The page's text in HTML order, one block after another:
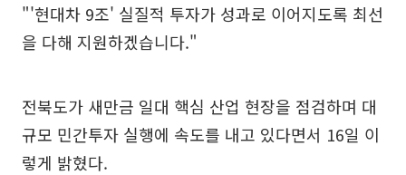
"'현대차 9조' 실질적 투자가 성과로 이어지도록 최선
을 다해 지원하겠습니다."
전북도가 새만금 일대 핵심 산업 현장을 점검하며 대
규모 민간투자 실행에 속도를 내고 있다면서 16일 이
렇게 밝혔다.